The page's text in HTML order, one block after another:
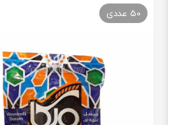
50 عددی